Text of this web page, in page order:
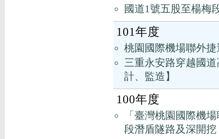
國道1號五股至楊梅
101年度
桃園國際機場聯外
三重永安路穿越國
計、監造】
100年度
「臺灣桃園國際機
段潛盾隧路及深開